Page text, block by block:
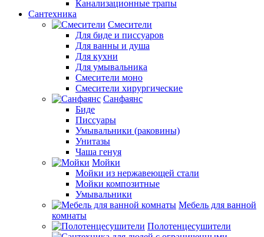
Канализационные трапы
Сантехника
Смесители
Для биде и писсуаров
Для ванны и душа
Для кухни
Для умывальника
Смесители моно
Смесители хирургические
Санфаянс
Биде
Писсуары
Умывальники (раковины)
Унитазы
Чаша генуя
Мойки
Мойки из нержавеющей стали
Мойки композитные
Умывальники
Мебель для ванной
комнаты
Полотенцесушители